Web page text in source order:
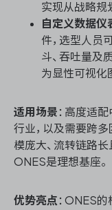
实现从战略规
自定义数据仪
件，选型人员
斗、吞吐量及
为显性可视化
适用场景 ：高度适
行业，以及需要跨
模庞大、流转链路
ONES是理想基座。
优势亮点 ：ONES